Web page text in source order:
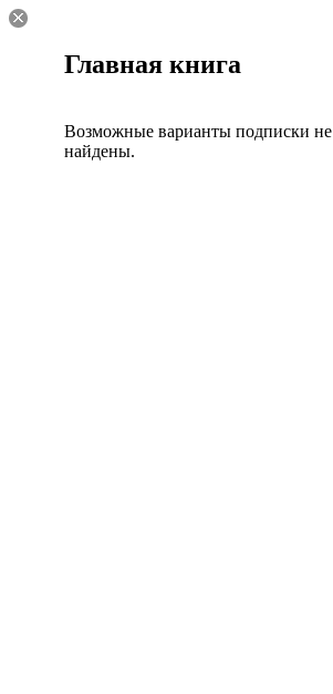
Главная книга
Возможные варианты подписки не
найдены.